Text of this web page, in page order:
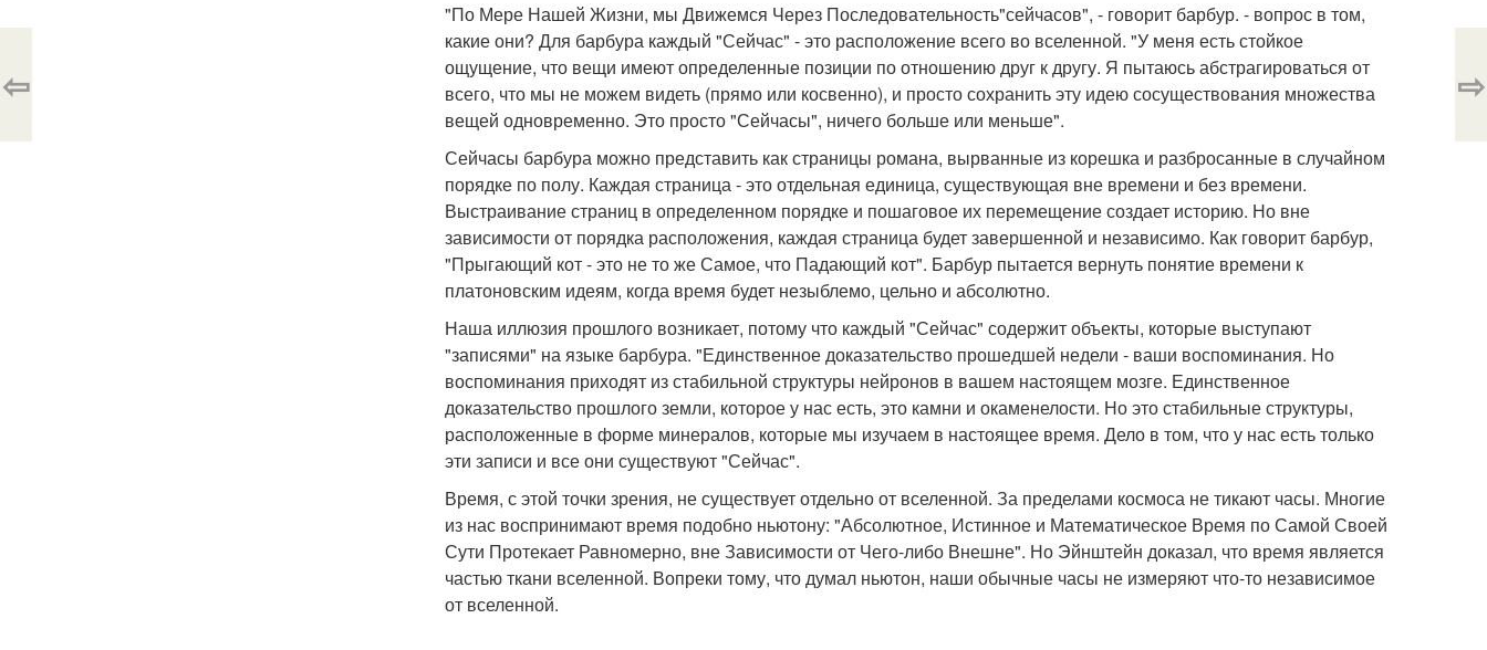
"По Мере Нашей Жизни, мы Движемся Через Последовательность"сейчасов", - говорит барбур. - вопрос в том,
какие они? Для барбура каждый "Сейчас" - это расположение всего во вселенной. "У меня есть стойкое
ощущение, что вещи имеют определенные позиции по отношению друг к другу. Я пытаюсь абстрагироваться от
всего, что мы не можем видеть (прямо или косвенно), и просто сохранить эту идею сосуществования множества
вещей одновременно. Это просто "Сейчасы", ничего больше или меньше".
Сейчасы барбура можно представить как страницы романа, вырванные из корешка и разбросанные в случайном
порядке по полу. Каждая страница - это отдельная единица, существующая вне времени и без времени.
Выстраивание страниц в определенном порядке и пошаговое их перемещение создает историю. Но вне
зависимости от порядка расположения, каждая страница будет завершенной и независимо. Как говорит барбур,
"Прыгающий кот - это не то же Самое, что Падающий кот". Барбур пытается вернуть понятие времени к
платоновским идеям, когда время будет незыблемо, цельно и абсолютно.
Наша иллюзия прошлого возникает, потому что каждый "Сейчас" содержит объекты, которые выступают
"записями" на языке барбура. "Единственное доказательство прошедшей недели - ваши воспоминания. Но
воспоминания приходят из стабильной структуры нейронов в вашем настоящем мозге. Единственное
доказательство прошлого земли, которое у нас есть, это камни и окаменелости. Но это стабильные структуры,
расположенные в форме минералов, которые мы изучаем в настоящее время. Дело в том, что у нас есть только
эти записи и все они существуют "Сейчас".
Время, с этой точки зрения, не существует отдельно от вселенной. За пределами космоса не тикают часы. Многие
из нас воспринимают время подобно ньютону: "Абсолютное, Истинное и Математическое Время по Самой Своей
Сути Протекает Равномерно, вне Зависимости от Чего-либо Внешне". Но Эйнштейн доказал, что время является
частью ткани вселенной. Вопреки тому, что думал ньютон, наши обычные часы не измеряют что-то независимое
от вселенной.
⇦ ⇨